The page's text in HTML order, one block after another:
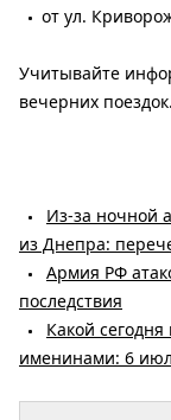
от ул.
Учитывайте
вечерних поездок.
Из-за ночной
из Днепра:
Армия РФ
последствия
Какой
именинами: 6